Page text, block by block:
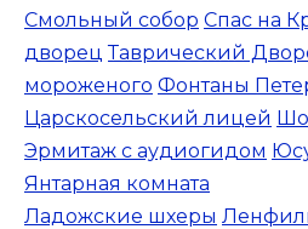
Смольный собор Спас на
дворец Таврический
мороженого Фонтаны
Царскосельский лицей
Эрмитаж с аудиогидом
Янтарная комната
Ладожские шхеры